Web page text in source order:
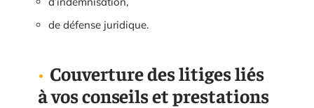
de défense juridique.
Couverture des litiges liés
à vos conseils et prestations